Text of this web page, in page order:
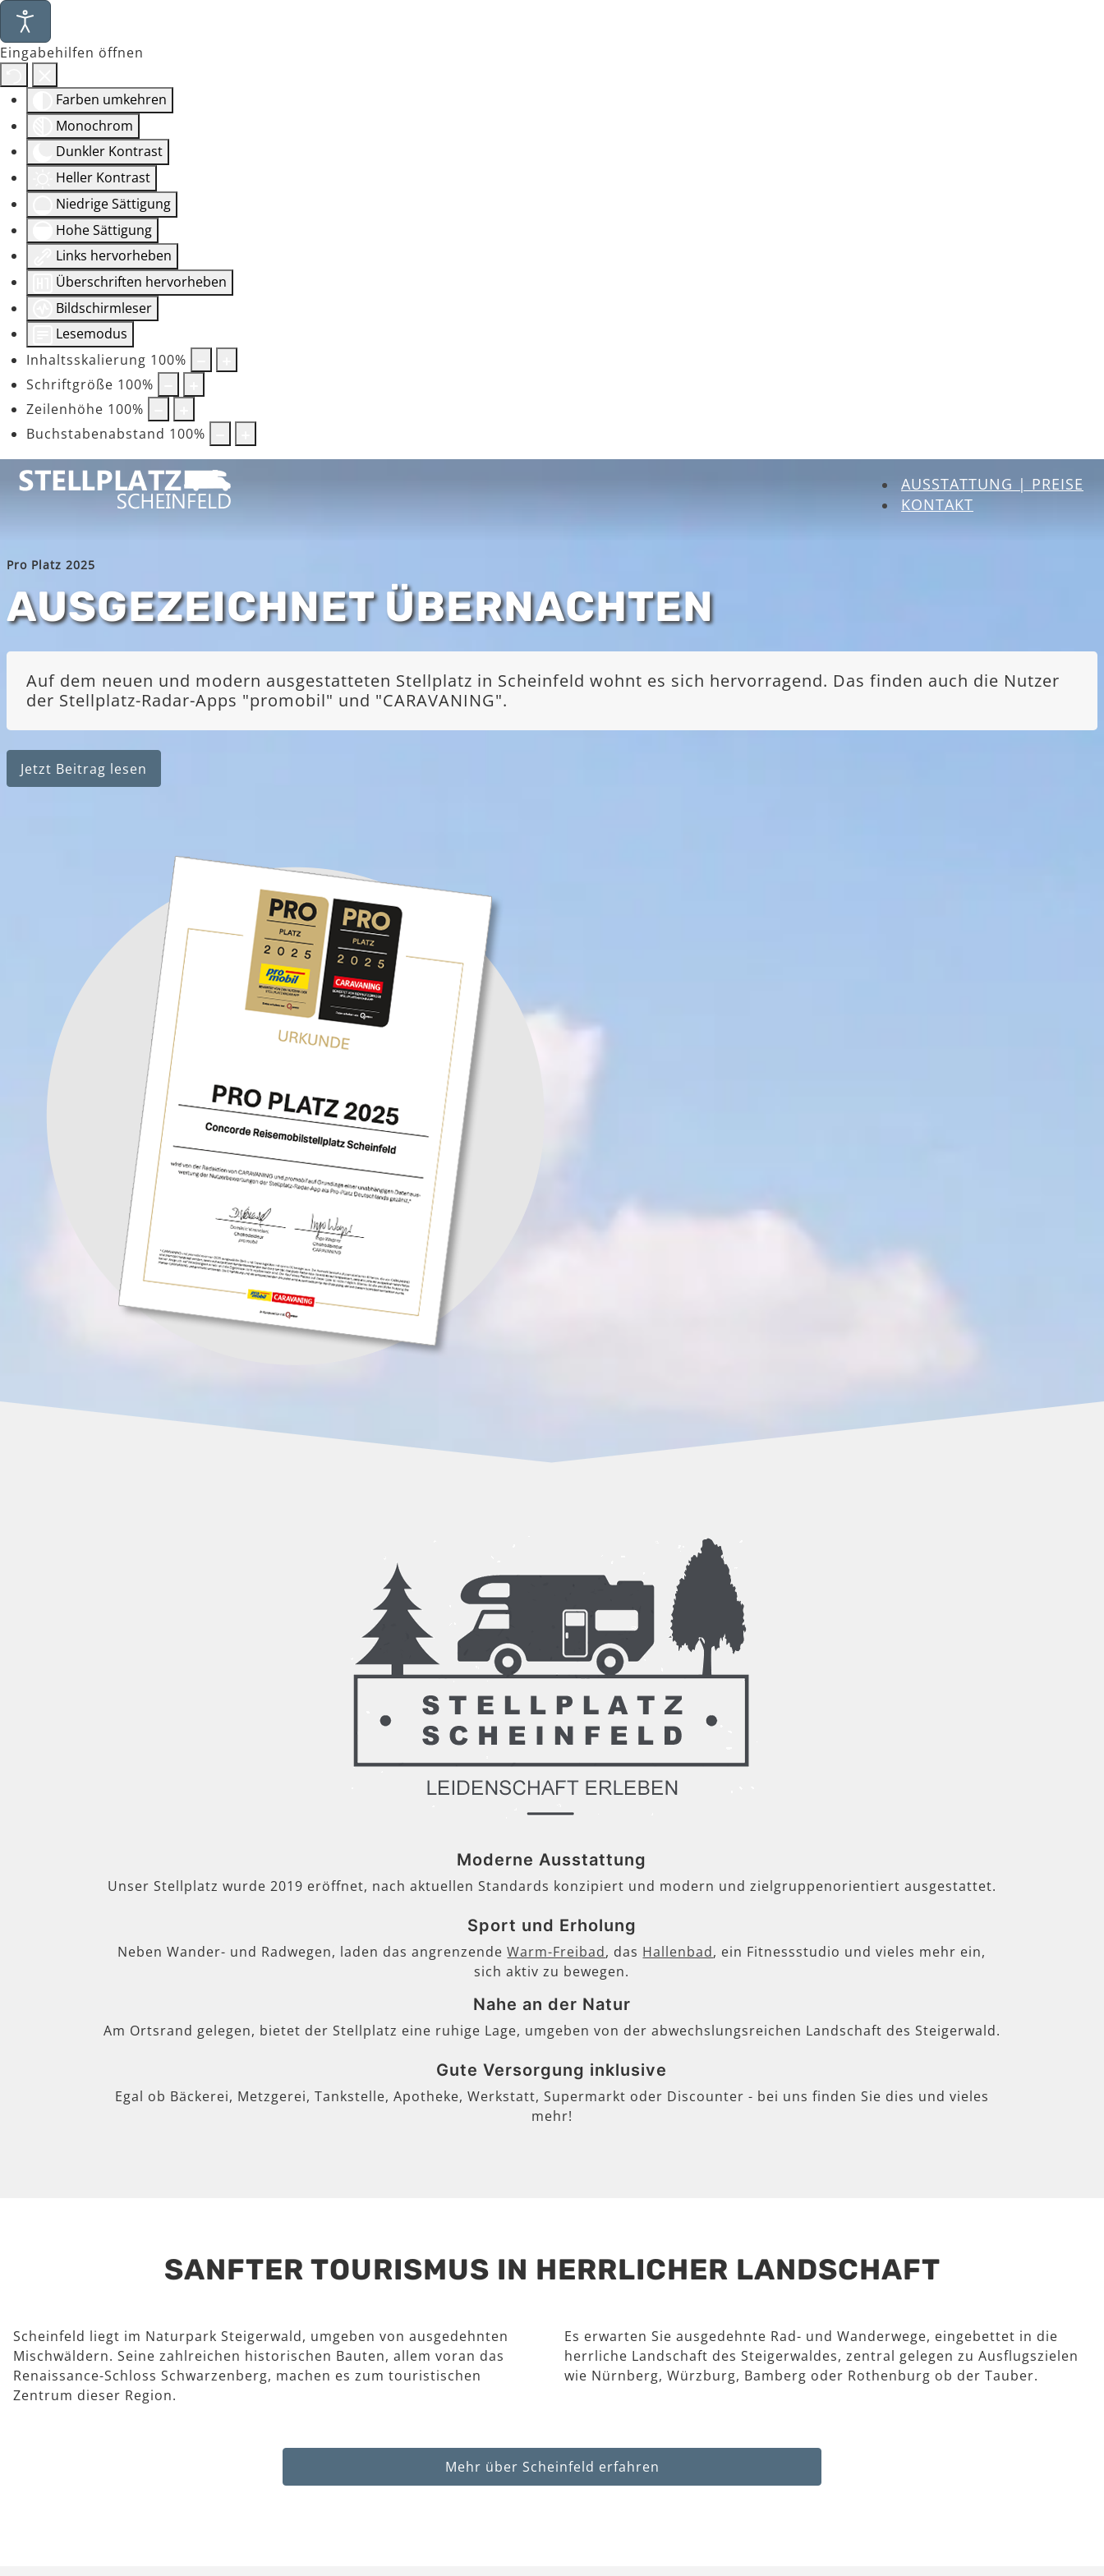
Eingabehilfen öffnen
Farben umkehren
Monochrom
Dunkler Kontrast
Heller Kontrast
Niedrige Sättigung
Hohe Sättigung
Links hervorheben
Überschriften hervorheben
Bildschirmleser
Lesemodus
Inhaltsskalierung 100%
Schriftgröße 100%
Zeilenhöhe 100%
Buchstabenabstand 100%
AUSSTATTUNG | PREISE
KONTAKT
Pro Platz 2025
AUSGEZEICHNET ÜBERNACHTEN
Auf dem neuen und modern ausgestatteten Stellplatz in Scheinfeld wohnt es sich hervorragend. Das finden auch die Nutzer
der Stellplatz-Radar-Apps "promobil" und "CARAVANING".
Jetzt Beitrag lesen
Moderne Ausstattung
Unser Stellplatz wurde 2019 eröffnet, nach aktuellen Standards konzipiert und modern und zielgruppenorientiert ausgestattet.
Sport und Erholung
Neben Wander- und Radwegen, laden das angrenzendeWarm-Freibad, das Hallenbad, ein Fitnessstudio und vieles mehr ein,
sich aktiv zu bewegen.
Nahe an der Natur
Am Ortsrand gelegen, bietet der Stellplatz eine ruhige Lage, umgeben von der abwechslungsreichen Landschaft des Steigerwald.
Gute Versorgung inklusive
Egal ob Bäckerei, Metzgerei, Tankstelle, Apotheke, Werkstatt, Supermarkt oder Discounter - bei uns finden Sie dies und vieles
mehr!
SANFTER TOURISMUS IN HERRLICHER LANDSCHAFT
Scheinfeld liegt im Naturpark Steigerwald, umgeben von ausgedehnten
Mischwäldern. Seine zahlreichen historischen Bauten, allem voran das
Renaissance-Schloss Schwarzenberg, machen es zum touristischen
Zentrum dieser Region.
Es erwarten Sie ausgedehnte Rad- und Wanderwege, eingebettet in die
herrliche Landschaft des Steigerwaldes, zentral gelegen zu Ausflugszielen
wie Nürnberg, Würzburg, Bamberg oder Rothenburg ob der Tauber.
Mehr über Scheinfeld erfahren